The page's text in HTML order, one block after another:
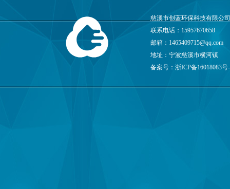
慈溪市创蓝环保科技有限公
联系电话：15957670658
邮箱： 1465409715@qq.com
地址：宁波慈溪市横河镇
备案号： 浙ICP备16018083号